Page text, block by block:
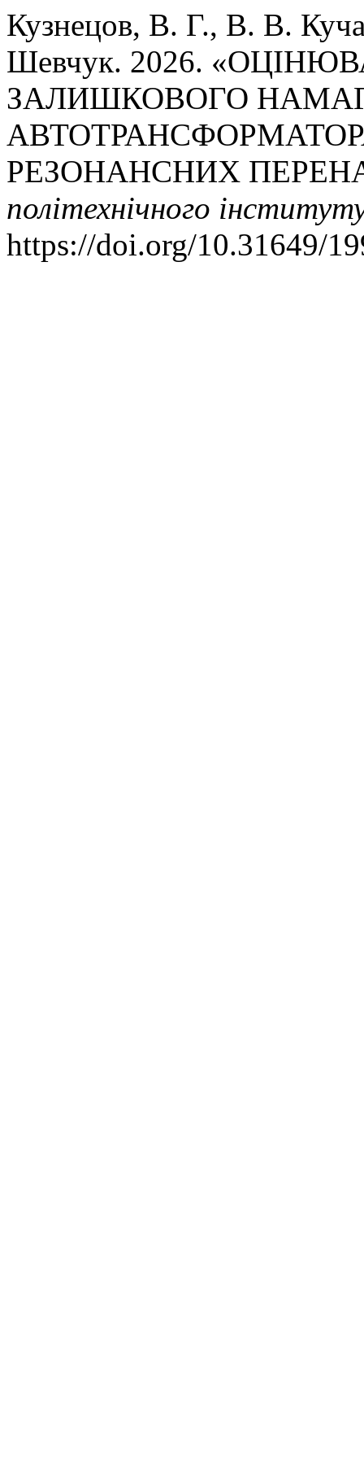
Кузнецов, В. Г., В. В.
Шевчук. 2026.
ЗАЛИШКОВОГО
РЕЗОНАНСНИХ
політехнічного
https://doi.org/10.31649/